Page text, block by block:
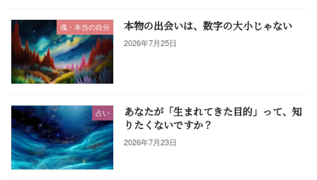
魂・本当の自分 本物の出会いは、数字の大小じゃない
2026年7月25日
占い
あなたが「生まれてきた目的」って、知
りたくないですか？
2026年7月23日